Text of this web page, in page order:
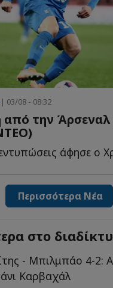
| 03/08 - 08:32
την Άρσεναλ
Περισσότερα Νέα
στο